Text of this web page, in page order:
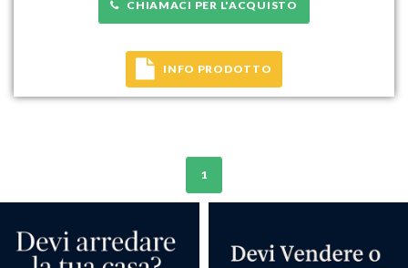
CHIAMACI PER L'ACQUISTO
INFO PRODOTTO
1